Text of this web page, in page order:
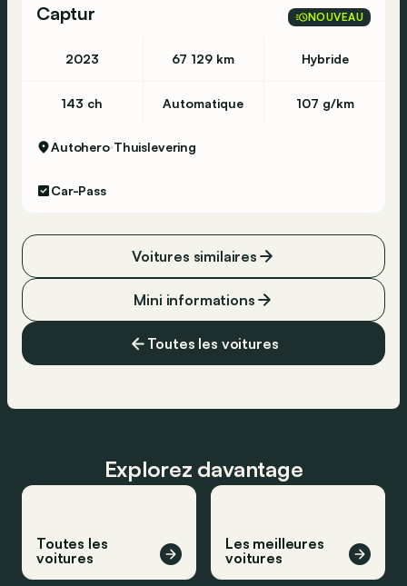
Captur
NOUVEAU
2023 67 129 km Hybride
143 ch Automatique 107 g/km
Autohero Thuislevering
Car-Pass
Toutes les voitures
Mini informations
Voitures similaires
Explorez davantage
Toutes les
voitures
Les meilleures
voitures